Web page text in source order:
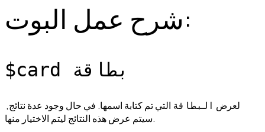
شرح عمل البوت:
$card بطاقة
لعرض البطاقة التي تم كتابة اسمها. في حال وجود عدة نتائج,
سيتم عرض هذه النتائج ليتم الاختيار منها.